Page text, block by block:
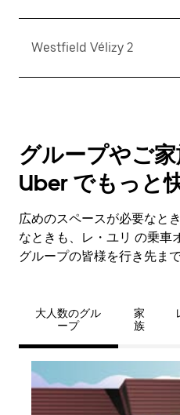
Westfield Vélizy 2
グループやご家
Uber でもっと
広めのスペースが必要なと
なときも、レ・ユリ の乗車
グループの皆様を行き先ま
大人数のグル
ープ
家
族